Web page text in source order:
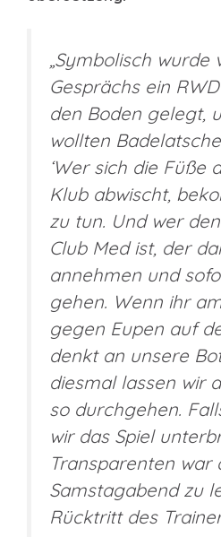
„Symbolisch wurde
Gesprächs ein
den Boden gelegt,
wollten
‘Wer sich die Füße
Klub abwischt,
zu tun. Und wer
Club Med ist, der
annehmen und
gehen. Wenn ihr
gegen Eupen auf
denkt an unsere
diesmal lassen wir
so durchgehen.
wir das Spiel
Transparenten war
Samstagabend zu
Rücktritt des